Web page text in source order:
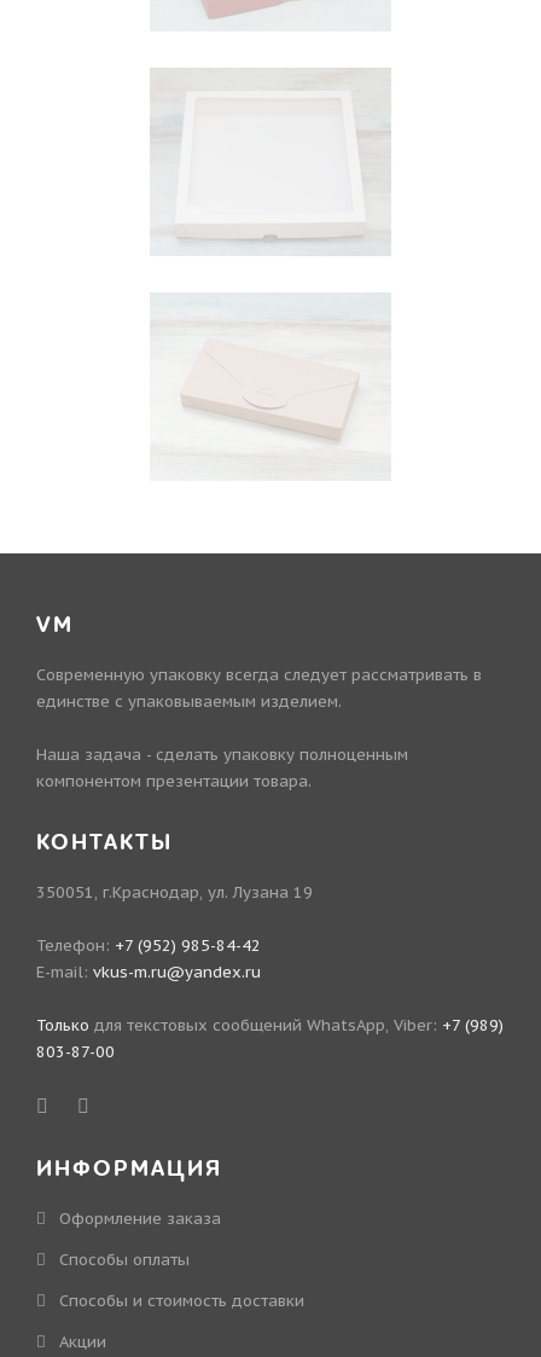
VM
Современную упаковку всегда следует рассматривать в
единстве с упаковываемым изделием.
Наша задача - сделать упаковку полноценным
компонентом презентации товара.
КОНТАКТЫ
350051, г.Краснодар, ул. Лузана 19
Телефон: +7 (952) 985-84-42
E-mail: vkus-m.ru@yandex.ru
Только для текстовых сообщений WhatsApp, Viber: +7 (989)
803-87-00
ИНФОРМАЦИЯ
Оформление заказа
Способы оплаты
Способы и стоимость доставки
Акции